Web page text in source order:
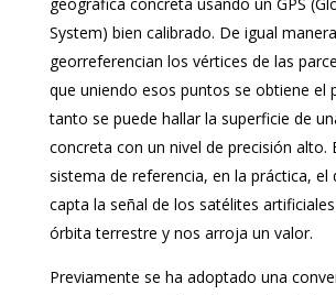
System) bien calibrado. De igual
georreferencian los vértices de las
que uniendo esos puntos se obtiene el
tanto se puede hallar la superficie de
concreta con un nivel de precisión alto.
sistema de referencia, en la práctica, el
capta la señal de los satélites
órbita terrestre y nos arroja un valor.
Previamente se ha adoptado una